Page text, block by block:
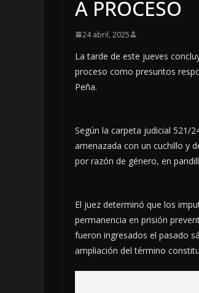
A PROCESO
24 abril, 2025
La tarde de este jueves
proceso como presuntos
Peña.
Según la carpeta judicial 521/
amenazada con un cuchillo y
por razón de género, en
El juez determinó que los
permanencia en prisión
fueron ingresados el pasado
ampliación del término